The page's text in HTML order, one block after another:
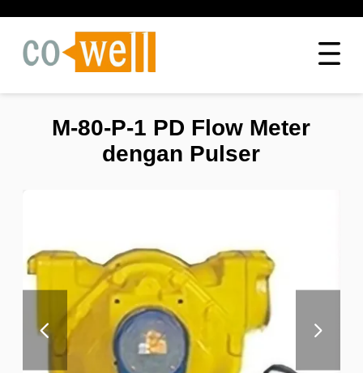
M-80-P-1 PD Flow Meter
dengan Pulser